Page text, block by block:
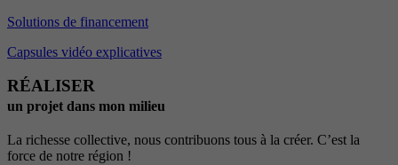
Solutions de financement
Capsules vidéo explicatives
RÉALISER
un projet dans mon milieu
La richesse collective, nous contribuons tous à la créer. C’est la
force de notre région !